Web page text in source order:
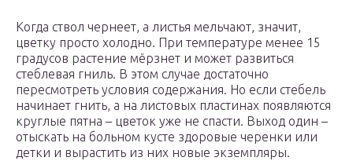
Когда ствол чернеет, а листья мельчают, значит,
цветку просто холодно. При температуре менее 15
градусов растение мёрзнет и может развиться
стеблевая гниль. В этом случае достаточно
пересмотреть условия содержания. Но если стебель
начинает гнить, а на листовых пластинах появляются
круглые пятна – цветок уже не спасти. Выход один –
отыскать на больном кусте здоровые черенки или
детки и вырастить из них новые экземпляры.